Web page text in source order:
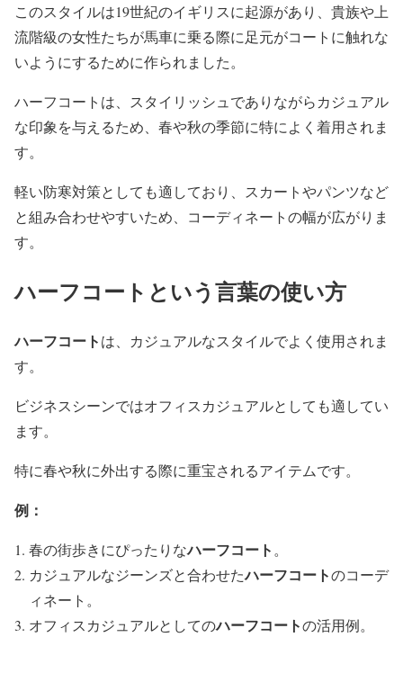
このスタイルは19世紀のイギリスに起源があり、貴族や上
流階級の女性たちが馬車に乗る際に足元がコートに触れな
いようにするために作られました。
ハーフコートは、スタイリッシュでありながらカジュアル
な印象を与えるため、春や秋の季節に特によく着用されま
す。
軽い防寒対策としても適しており、スカートやパンツなど
と組み合わせやすいため、コーディネートの幅が広がりま
す。
ハーフコートという言葉の使い方
ハーフコートは、カジュアルなスタイルでよく使用されま
す。
ビジネスシーンではオフィスカジュアルとしても適してい
ます。
特に春や秋に外出する際に重宝されるアイテムです。
例：
春の街歩きにぴったりなハーフコート 。
カジュアルなジーンズと合わせたハーフコートのコーデ
ィネート。
オフィスカジュアルとしてのハーフコートの活用例。